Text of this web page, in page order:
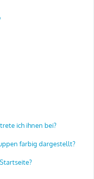
ich ihnen bei?
farbig dargestellt?